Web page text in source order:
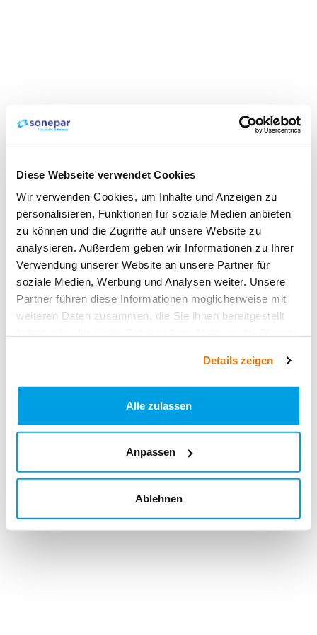
Diese Webseite verwendet Cookies
Wir verwenden Cookies, um Inhalte und Anzeigen zu
personalisieren, Funktionen für soziale Medien anbieten
zu können und die Zugriffe auf unsere Website zu
analysieren. Außerdem geben wir Informationen zu Ihrer
Verwendung unserer Website an unsere Partner für
soziale Medien, Werbung und Analysen weiter. Unsere
Partner führen diese Informationen möglicherweise mit
weiteren Daten zusammen, die Sie ihnen bereitgestellt
Details zeigen
Alle zulassen
Anpassen
Ablehnen